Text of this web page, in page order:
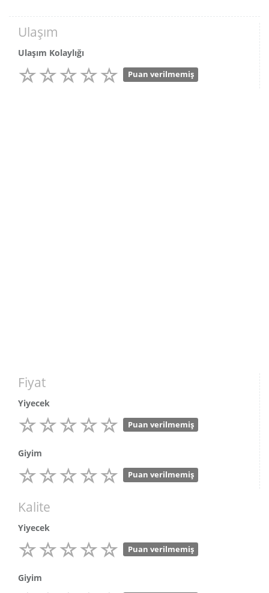
Ulaşım
Ulaşım Kolaylığı
Puan verilmemiş
Fiyat
Yiyecek
Puan verilmemiş
Giyim
Puan verilmemiş
Kalite
Yiyecek
Puan verilmemiş
Giyim